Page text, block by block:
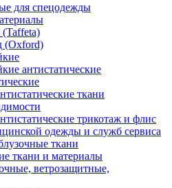
для спецодежды
(Oxford)
антистатические
ткани
трикотаж и флис
одежды и служб сервиса
ткани
ткани и материалы
ветрозащитные,